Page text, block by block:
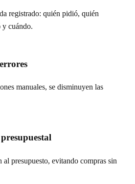
registrado: quién pidió, quién
y cuándo.
manuales, se disminuyen las
al presupuesto, evitando compras sin